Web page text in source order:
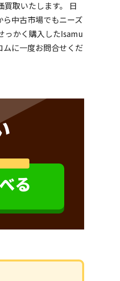
取いたします。 日
中古市場でもニーズ
っかく購入したIsamu
に一度お問合せくだ
る